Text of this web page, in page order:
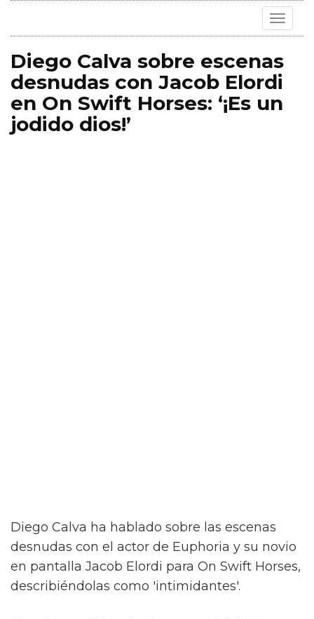
Toggle
Diego Calva sobre escenas
desnudas con Jacob Elordi
en On Swift Horses: ‘¡Es un
jodido dios!’